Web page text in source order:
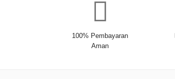
100% Pembayaran
Aman